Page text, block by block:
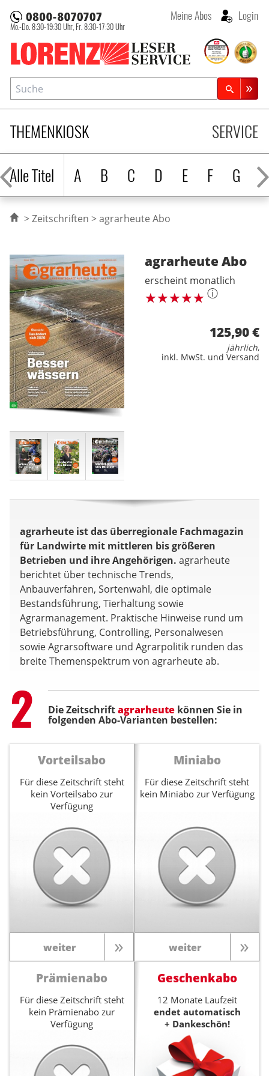
Lorenz Leserservice
Mo.-Do. 8:30-19:30 Uhr, Fr. 8:30-17:30 Uhr
Meine Abos Login
THEMENKIOSK
Alle Titel
A B C D E F G H
SERVICE
Suche
Zeitschriftensuche
Zeitschriften agrarheute Abo
agrarheute Abo
erscheint monatlich
ⓘ
125,90 €
jährlich,
inkl. MwSt. und Versand
agrarheute ist das überregionale Fachmagazin
für Landwirte mit mittleren bis größeren
Betrieben und ihre Angehörigen. agrarheute
berichtet über technische Trends,
Anbauverfahren, Sortenwahl, die optimale
Bestandsführung, Tierhaltung sowie
Agrarmanagement. Praktische Hinweise rund um
Betriebsführung, Controlling, Personalwesen
sowie Agrarsoftware und Agrarpolitik runden das
breite Themenspektrum von agrarheute ab.
Step
2 Die Zeitschriftagrarheute können Sie in
folgenden Abo-Varianten bestellen:
Vorteilsabo
Für diese Zeitschrift steht
kein Vorteilsabo zur
Verfügung
weiter
Miniabo
Für diese Zeitschrift steht
kein Miniabo zur Verfügung
weiter
Prämienabo
Für diese Zeitschrift steht
kein Prämienabo zur
Verfügung
Geschenkabo
12 Monate Laufzeit
endet automatisch
+ Dankeschön!